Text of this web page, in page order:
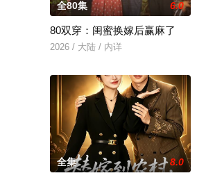
全80集 6.0
80双穿：闺蜜换嫁后赢麻了
2026 / 大陆 / 内详
全集 8.0